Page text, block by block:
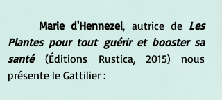
Marie d'Hennezel, autrice de Les
Plantes pour tout guérir et booster sa
santé (Éditions Rustica, 2015) nous
présente le Gattilier :